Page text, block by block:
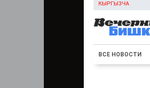
КЫРГЫЗЧА
ВСЕ НОВОСТИ